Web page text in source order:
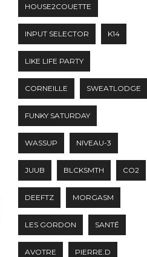
HOUSE2COUETTE
INPUT SELECTOR K14
LIKE LIFE PARTY
CORNEILLE SWEATLODGE
FUNKY SATURDAY
WASSUP NIVEAU-3
JUUB BLCKSMTH CO2
DEEFTZ MORGASM
LES GORDON SANTÉ
AVOTRE PIERRE.D